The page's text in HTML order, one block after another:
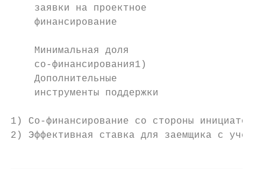
заявки на проектное
финансирование
Минимальная доля
    со-финансирования1)
Дополнительные
инструменты поддержки
1) Со-финансирование со стороны
2) Эффективная ставка для заемщика с